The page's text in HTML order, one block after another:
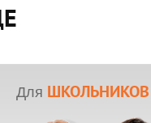
Для ШКОЛЬНИКОВ